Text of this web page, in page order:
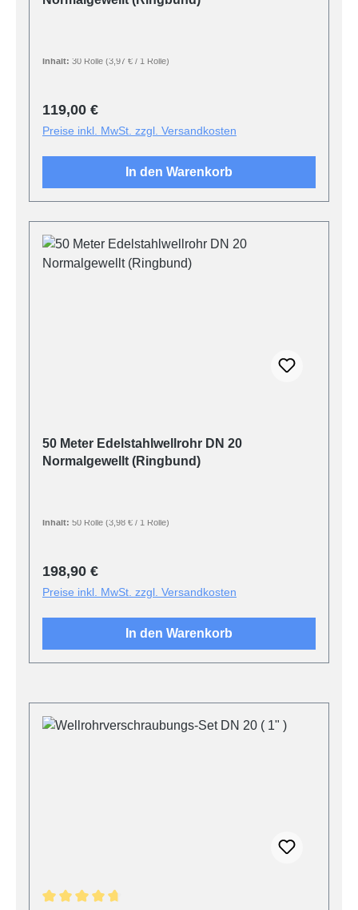
Inhalt: 30 Rolle (3,97 € / 1 Rolle)
Regulärer Preis:
119,00 €
Preise inkl. MwSt. zzgl. Versandkosten
In den Warenkorb
50 Meter Edelstahlwellrohr DN 20
Normalgewellt (Ringbund)
Inhalt: 50 Rolle (3,98 € / 1 Rolle)
Regulärer Preis:
198,90 €
Preise inkl. MwSt. zzgl. Versandkosten
In den Warenkorb